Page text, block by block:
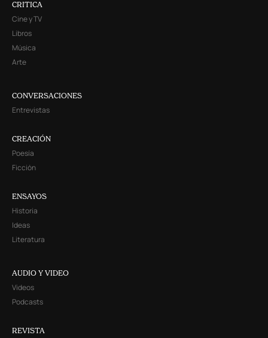
CRITICA
Cine y TV
Libros
Música
Arte
CONVERSACIONES
Entrevistas
CREACIÓN
Poesía
Ficción
ENSAYOS
Historia
Ideas
Literatura
AUDIO Y VIDEO
Videos
Podcasts
REVISTA